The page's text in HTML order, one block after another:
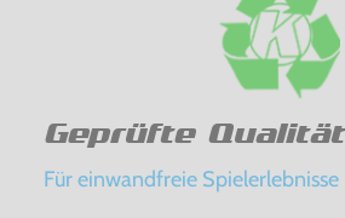
Geprüfte Qualität
Für einwandfreie Spielerlebnisse